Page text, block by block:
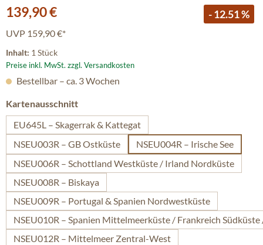
Verkaufspreis:
139,90 € - 12.51 %
UVP 159,90 €*
Inhalt: 1 Stück
Preise inkl. MwSt. zzgl. Versandkosten
Bestellbar – ca. 3 Wochen
Kartenausschnittauswählen
EU645L – Skagerrak & Kattegat
NSEU003R – GB Ostküste
NSEU004R – Irische See
NSEU006R – Schottland Westküste / Irland Nordküste
NSEU008R – Biskaya
NSEU009R – Portugal & Spanien Nordwestküste
NSEU010R – Spanien Mittelmeerküste / Frankreich
NSEU012R – Mittelmeer Zentral-West